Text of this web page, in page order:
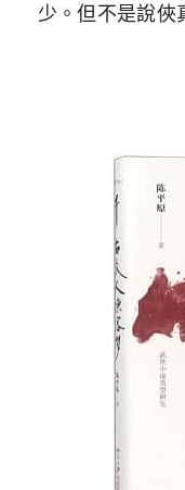
少。但不是說俠